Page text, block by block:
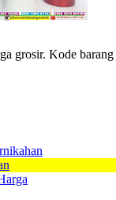
grosir. Kode